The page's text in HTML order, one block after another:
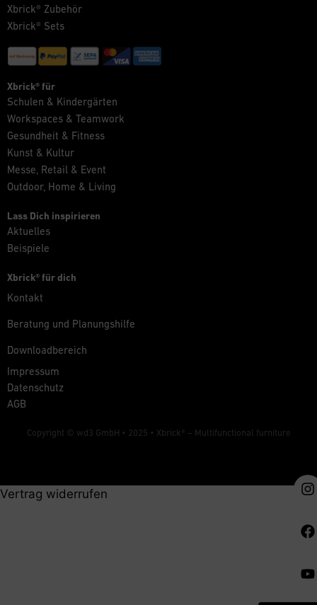
Xbrick® Zubehör
Xbrick® Sets
Xbrick® für
Schulen & Kindergärten
Workspaces & Teamwork
Gesundheit & Fitness
Kunst & Kultur
Messe, Retail & Event
Outdoor, Home & Living
Lass Dich inspirieren
Aktuelles
Beispiele
Xbrick® für dich
Kontakt
Beratung und Planungshilfe
Downloadbereich
Impressum
Datenschutz
AGB
Copyright © wd3 GmbH • 2025 • Xbrick® – Multifunctional furniture
Vertrag widerrufen